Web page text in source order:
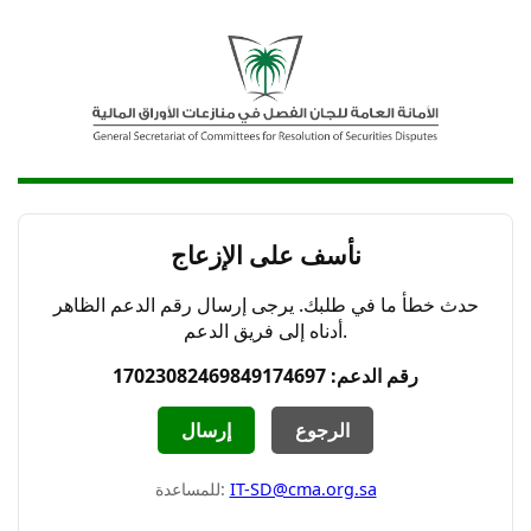
نأسف على الإزعاج
حدث خطأ ما في طلبك. يرجى إرسال رقم الدعم الظاهر
أدناه إلى فريق الدعم.
رقم الدعم: 17023082469849174697
إرسال الرجوع
للمساعدة: IT-SD@cma.org.sa